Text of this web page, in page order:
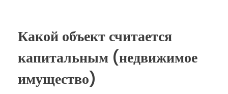
Какой объект считается
капитальным (недвижимое
имущество)